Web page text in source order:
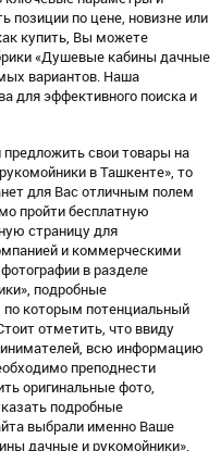
позиции по цене, новизне или
купить, Вы можете
«Душевые кабины дачные
вариантов. Наша
для эффективного поиска и
свои товары на
в Ташкенте», то
для Вас отличным полем
пройти бесплатную
страницу для
и коммерческими
в разделе
подробные
по которым потенциальный
отметить, что ввиду
всю информацию
преподнести
оригинальные фото,
подробные
выбрали именно Ваше
дачные и рукомойники».